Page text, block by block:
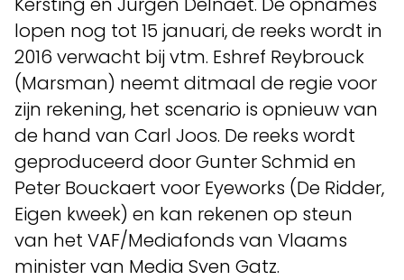
lopen nog tot 15 januari, de reeks wordt in
2016 verwacht bij vtm. Eshref Reybrouck
(Marsman) neemt ditmaal de regie voor
zijn rekening, het scenario is opnieuw van
de hand van Carl Joos. De reeks wordt
geproduceerd door Gunter Schmid en
Peter Bouckaert voor Eyeworks (De Ridder,
Eigen kweek) en kan rekenen op steun
van het VAF/Mediafonds van Vlaams
minister van Media Sven Gatz.